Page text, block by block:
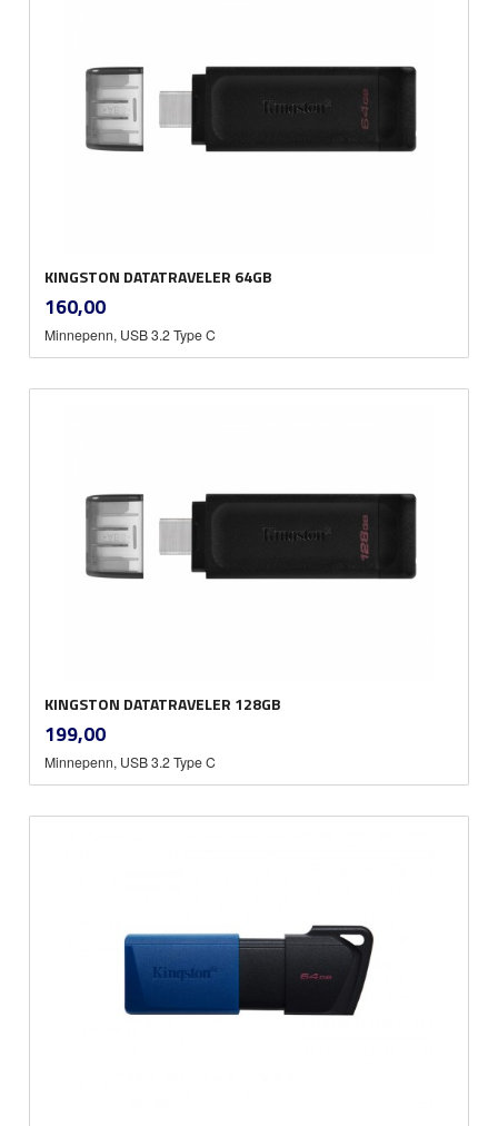
KINGSTON DATATRAVELER 64GB
Pris
160,00mva.
Minnepenn, USB 3.2 Type C
KINGSTON DATATRAVELER 128GB
Pris
199,00mva.
Minnepenn, USB 3.2 Type C